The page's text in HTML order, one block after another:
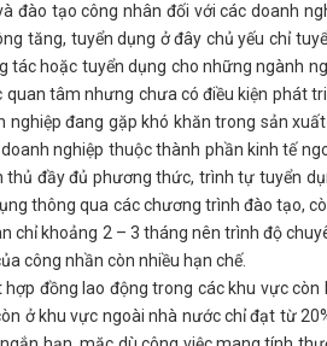
đào tạo công nhân đối với các doanh
tăng, tuyển dụng ở đây chủ yếu chỉ
tác hoặc tuyển dụng cho những ngành
tâm nhưng chưa có điều kiện phát
nghiệp đang gặp khó khăn trong sản
nghiệp thuộc thành phần kinh tế
đầy đủ phương thức, trình tự tuyển
thông qua các chương trình đào tạo,
chỉ khoảng 2 – 3 tháng nên trình độ
công nhần còn nhiều hạn chế.
hợp đồng lao động trong các khu vực
ở khu vực ngoài nhà nước chỉ đạt từ